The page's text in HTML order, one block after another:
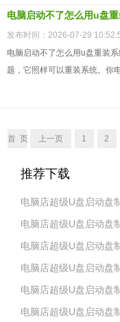
电脑启动不了怎么用u盘
发布时间：2026-07-29
电脑启动不了怎么用u盘重装
题，它照样可以重装系统。你
首 页 上一页 1 2
推荐下载
电脑店超级U盘启动盘
电脑店超级U盘启动盘
电脑店超级U盘启动盘
电脑店超级U盘启动盘
电脑店超级U盘启动盘
电脑店超级U盘启动盘